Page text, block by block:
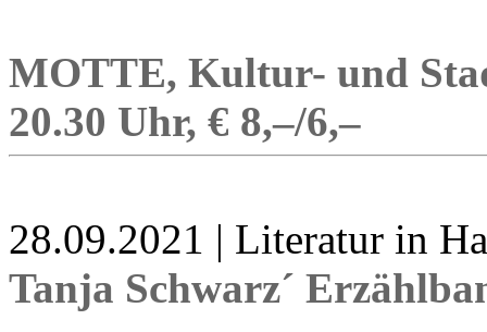
MOTTE, Kultur- und
20.30 Uhr, € 8,–/6,–
28.09.2021 | Literatur in
Tanja Schwarz´